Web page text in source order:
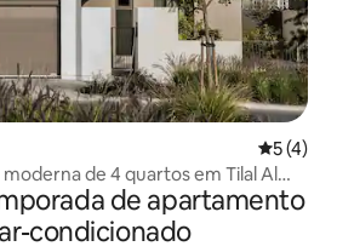
5 de
5 (4)
de 4 quartos em Tilal Al
de apartamento
condicionado